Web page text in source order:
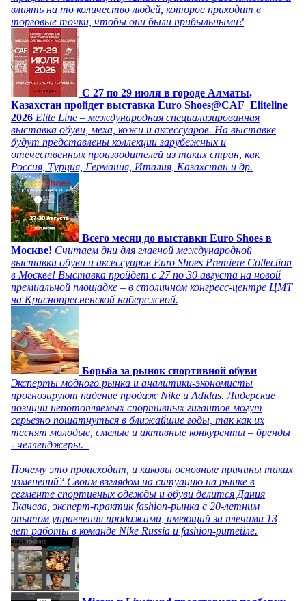
влиять на то количество людей, которое приходит в
торговые точки, чтобы они были прибыльными?
C 27 по 29 июля в городе Алматы,
Казахстан пройдет выставка Euro Shoes@CAF_Eliteline
2026 Elite Line – международная специализированная
выставка обуви, меха, кожи и аксессуаров. На выставке
будут представлены коллекции зарубежных и
отечественных производителей из таких стран, как
Россия, Турция, Германия, Италия, Казахстан и др.
Всего месяц до выставки Euro Shoes в
Москве! Считаем дни для главной международной
выставки обуви и аксессуаров Euro Shoes Premiere Collection
в Москве! Выставка пройдет с 27 по 30 августа на новой
премиальной площадке – в столичном конгресс-центре ЦМТ
на Краснопресненской набережной.
Борьба за рынок спортивной обуви
Эксперты модного рынка и аналитики-экономисты
прогнозируют падение продаж Nike и Adidas. Лидерские
позиции непотопляемых спортивных гигантов могут
серьезно пошатнуться в ближайшие годы, так как их
теснят молодые, смелые и активные конкуренты – бренды
- челленджеры.
Почему это происходит, и каковы основные причины таких
изменений? Своим взглядом на ситуацию на рынке в
сегменте спортивных одежды и обуви делится Дания
Ткачева, эксперт-практик fashion-рынка с 20-летним
опытом управления продажами, имеющий за плечами 13
лет работы в команде Nike Russia и fashion-ритейле.